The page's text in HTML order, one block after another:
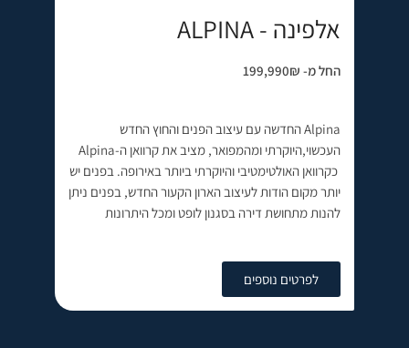
אלפינה - ALPINA
החל מ- 199,990₪
Alpina החדשה עם עיצוב הפנים והחוץ החדש
העכשוי,היוקרתי ומהמפואר, מציב את קרוואן ה-Alpina
כקרוואן האולטימטיבי והיוקרתי ביותר באירופה. בפנים יש
יותר מקום הודות לעיצוב הארון הקעור החדש, בפנים ניתן
להנות מתחושת דירה בסגנון לופט ומכל היתרונות
לפרטים נוספים